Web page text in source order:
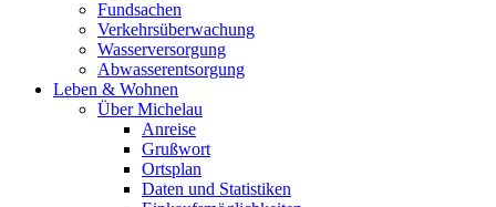
Fundsachen
Verkehrsüberwachung
Wasserversorgung
Abwasserentsorgung
Leben & Wohnen
Über Michelau
Anreise
Grußwort
Ortsplan
Daten und Statistiken